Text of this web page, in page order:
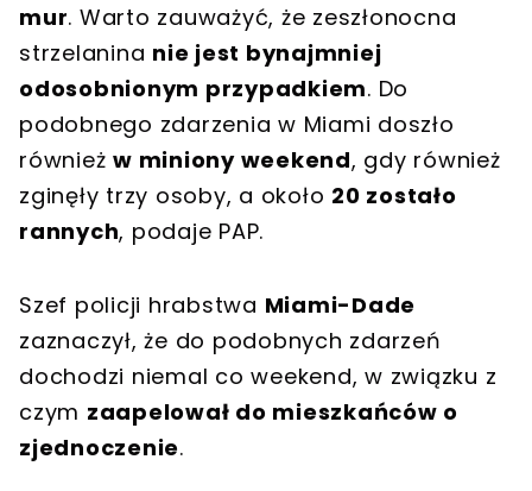
mur. Warto zauważyć, że zeszłonocna
strzelanina nie jest bynajmniej
odosobnionym przypadkiem. Do
podobnego zdarzenia w Miami doszło
również w miniony weekend, gdy również
zginęły trzy osoby, a około 20 zostało
rannych, podaje PAP.
Szef policji hrabstwa Miami-Dade
zaznaczył, że do podobnych zdarzeń
dochodzi niemal co weekend, w związku z
czym zaapelował do mieszkańców o
zjednoczenie.